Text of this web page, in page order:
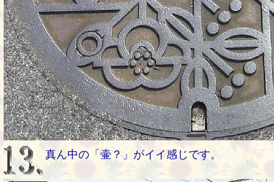
真ん中の「壷？」がイイ感じです。